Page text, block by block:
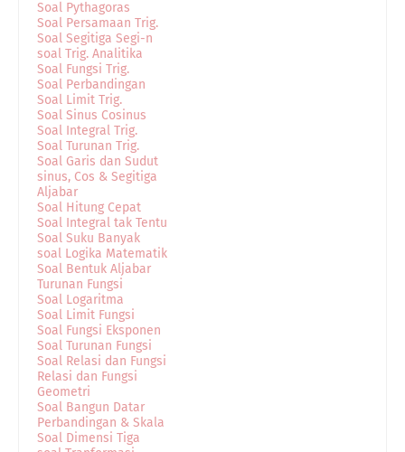
Soal Pythagoras
Soal Persamaan Trig.
Soal Segitiga Segi-n
soal Trig. Analitika
Soal Fungsi Trig.
Soal Perbandingan
Soal Limit Trig.
Soal Sinus Cosinus
Soal Integral Trig.
Soal Turunan Trig.
Soal Garis dan Sudut
sinus, Cos & Segitiga
Aljabar
Soal Hitung Cepat
Soal Integral tak Tentu
Soal Suku Banyak
soal Logika Matematik
Soal Bentuk Aljabar
Turunan Fungsi
Soal Logaritma
Soal Limit Fungsi
Soal Fungsi Eksponen
Soal Turunan Fungsi
Soal Relasi dan Fungsi
Relasi dan Fungsi
Geometri
Soal Bangun Datar
Perbandingan & Skala
Soal Dimensi Tiga